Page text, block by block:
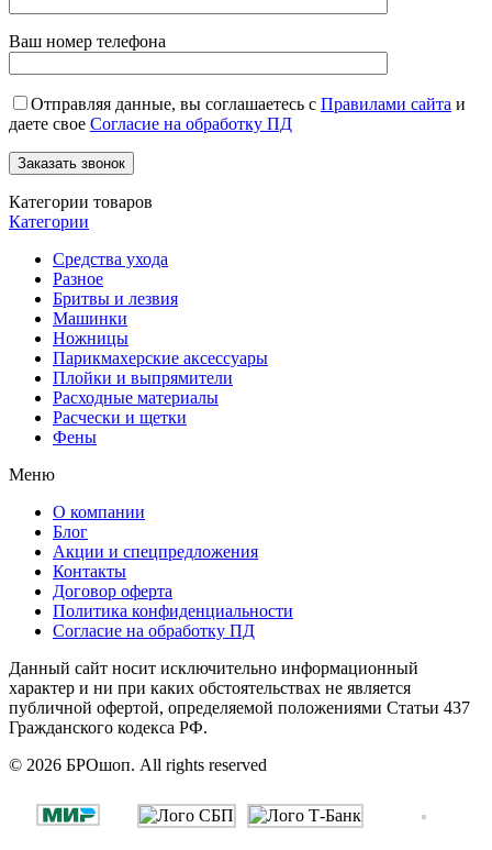
Ваш номер телефона
Отправляя данные, вы соглашаетесь с Правилами сайта и
даете свое Согласие на обработку ПД
Категории товаров
Категории
Средства ухода
Разное
Бритвы и лезвия
Машинки
Ножницы
Парикмахерские аксессуары
Плойки и выпрямители
Расходные материалы
Расчески и щетки
Фены
Меню
О компании
Блог
Акции и спецпредложения
Контакты
Договор оферта
Политика конфиденциальности
Согласие на обработку ПД
Данный сайт носит исключительно информационный
характер и ни при каких обстоятельствах не является
публичной офертой, определяемой положениями Статьи 437
Гражданского кодекса РФ.
© 2026 БРОшоп. All rights reserved